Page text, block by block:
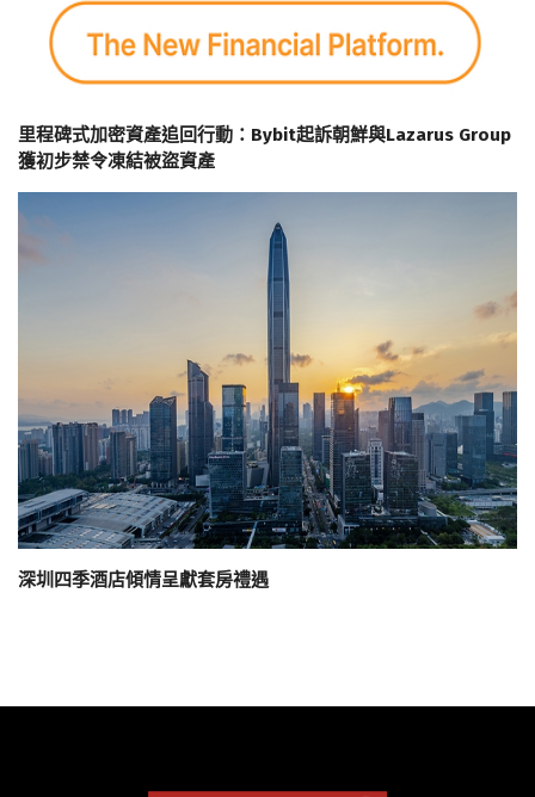
里程碑式加密資產追回行動：Bybit起訴朝鮮與Lazarus Group
獲初步禁令凍結被盜資產
深圳四季酒店傾情呈獻套房禮遇